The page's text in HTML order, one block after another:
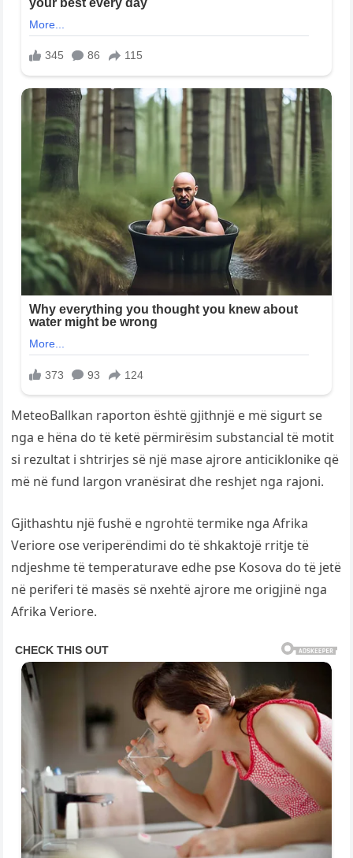
MeteoBallkan raporton është gjithnjë e më sigurt se
nga e hëna do të ketë përmirësim substancial të motit
si rezultat i shtrirjes së një mase ajrore anticiklonike që
më në fund largon vranësirat dhe reshjet nga rajoni.
Gjithashtu një fushë e ngrohtë termike nga Afrika
Veriore ose veriperëndimi do të shkaktojë rritje të
ndjeshme të temperaturave edhe pse Kosova do të jetë
në periferi të masës së nxehtë ajrore me origjinë nga
Afrika Veriore.